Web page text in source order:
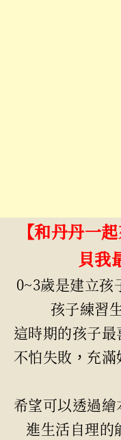
【和丹丹一
貝我
0~3歲是建立孩
孩子練習
這時期的孩子最
不怕失敗，充
希望可以透過
進生活自理的